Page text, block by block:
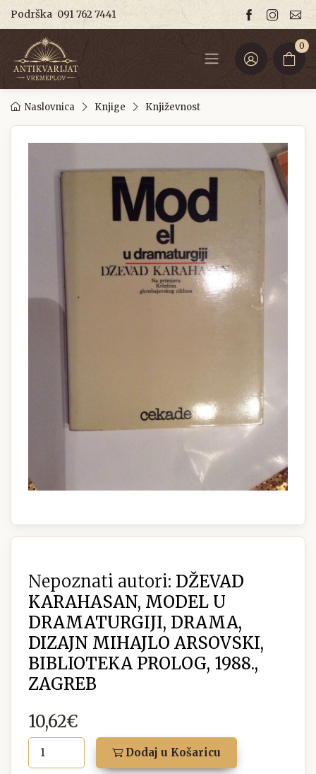
Podrška 091 762 7441
0
Naslovnica Knjige Književnost
Nepoznati autori: DŽEVAD
KARAHASAN, MODEL U
DRAMATURGIJI, DRAMA,
DIZAJN MIHAJLO ARSOVSKI,
BIBLIOTEKA PROLOG, 1988.,
ZAGREB
10,62€
Dodaj u Košaricu